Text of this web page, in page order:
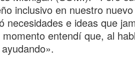
inclusivo en nuestro
necesidades e ideas que
momento entendí que, al